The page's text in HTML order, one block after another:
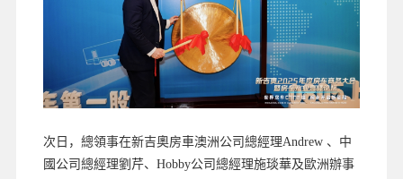
次日，總領事在新吉奧房車澳洲公司總經理Andrew 、中
國公司總經理劉芹、Hobby公司總經理施琰華及歐洲辦事